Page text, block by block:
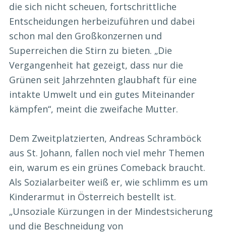
die sich nicht scheuen, fortschrittliche
Entscheidungen herbeizuführen und dabei
schon mal den Großkonzernen und
Superreichen die Stirn zu bieten. „Die
Vergangenheit hat gezeigt, dass nur die
Grünen seit Jahrzehnten glaubhaft für eine
intakte Umwelt und ein gutes Miteinander
kämpfen“, meint die zweifache Mutter.
Dem Zweitplatzierten, Andreas Schramböck
aus St. Johann, fallen noch viel mehr Themen
ein, warum es ein grünes Comeback braucht.
Als Sozialarbeiter weiß er, wie schlimm es um
Kinderarmut in Österreich bestellt ist.
„Unsoziale Kürzungen in der Mindestsicherung
und die Beschneidung von